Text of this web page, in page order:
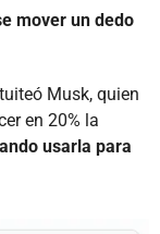
mover un dedo
Musk, quien
en 20% la
usarla para